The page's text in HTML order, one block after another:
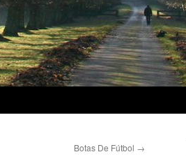
Botas De Fútbol →